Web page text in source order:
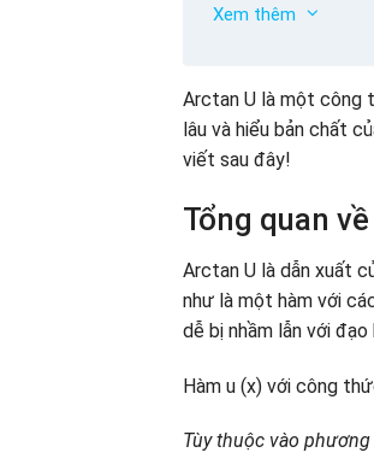
Tìm chức năng
Tìm đạo hàm thứ
Một ví dụ về
Ví dụ về đạo
Xem thêm
Arctan U là một công
lâu và hiểu bản chất
viết sau đây!
Tổng quan
Arctan U là dẫn xuất
như là một hàm với
dễ bị nhầm lẫn với
Hàm u (x) với công
Tùy thuộc vào